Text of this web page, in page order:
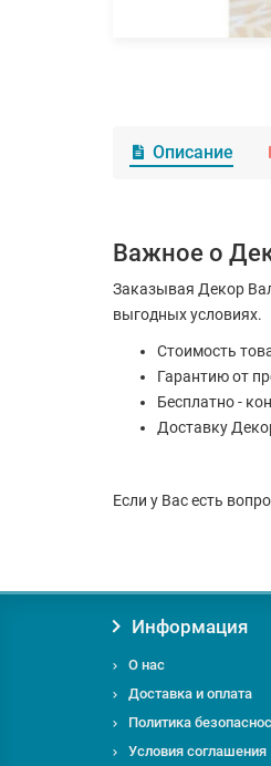
Описание
Важное о
Заказывая Декор
выгодных условиях.
Стоимость
Гарантию от
Бесплатно -
Доставку
Если у Вас есть
Информация
О нас
Доставка и оплата
Политика
Условия соглашения